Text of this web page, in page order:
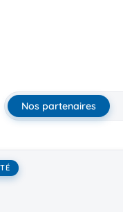
Nos partenaires